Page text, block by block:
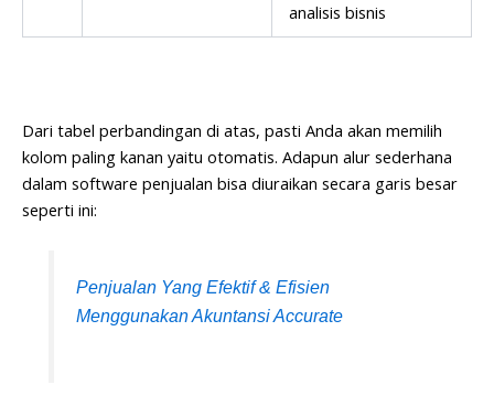
analisis bisnis
Dari tabel perbandingan di atas, pasti Anda akan memilih
kolom paling kanan yaitu otomatis. Adapun alur sederhana
dalam software penjualan bisa diuraikan secara garis besar
seperti ini:
Penjualan Yang Efektif & Efisien
Menggunakan Akuntansi Accurate